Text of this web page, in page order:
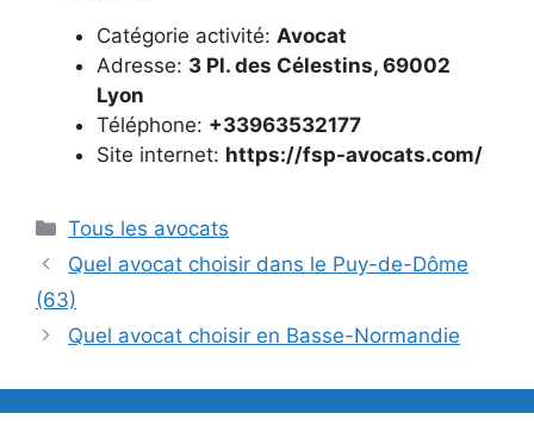
Catégorie activité: Avocat
Adresse: 3 Pl. des Célestins, 69002
Lyon
Téléphone: +33963532177
Site internet: https://fsp-avocats.com/
Catégories
Tous les avocats
Quel avocat choisir dans le Puy-de-Dôme
(63)
Quel avocat choisir en Basse-Normandie